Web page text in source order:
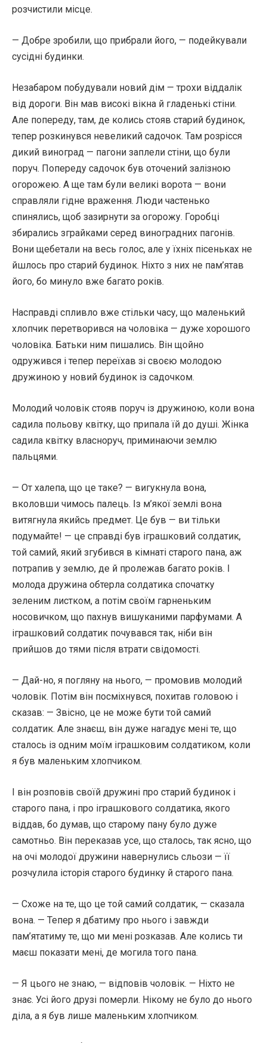
розчистили місце.
— Добре зробили, що прибрали його, — подейкували
сусідні будинки.
Незабаром побудували новий дім — трохи віддалік
від дороги. Він мав високі вікна й гладенькі стіни.
Але попереду, там, де колись стояв старий будинок,
тепер розкинувся невеликий садочок. Там розрісся
дикий виноград — пагони заплели стіни, що були
поруч. Попереду садочок був оточений залізною
огорожею. А ще там були великі ворота — вони
справляли гідне враження. Люди частенько
спинялись, щоб зазирнути за огорожу. Горобці
збирались зграйками серед виноградних пагонів.
Вони щебетали на весь голос, але у їхніх пісеньках не
йшлось про старий будинок. Ніхто з них не пам’ятав
його, бо минуло вже багато років.
Насправді спливло вже стільки часу, що маленький
хлопчик перетворився на чоловіка — дуже хорошого
чоловіка. Батьки ним пишались. Він щойно
одружився і тепер переїхав зі своєю молодою
дружиною у новий будинок із садочком.
Молодий чоловік стояв поруч із дружиною, коли вона
садила польову квітку, що припала їй до душі. Жінка
садила квітку власноруч, приминаючи землю
пальцями.
— От халепа, що це таке? — вигукнула вона,
вколовши чимось палець. Із м’якої землі вона
витягнула якийсь предмет. Це був — ви тільки
подумайте! — це справді був іграшковий солдатик,
той самий, який згубився в кімнаті старого пана, аж
потрапив у землю, де й пролежав багато років. І
молода дружина обтерла солдатика спочатку
зеленим листком, а потім своїм гарненьким
носовичком, що пахнув вишуканими парфумами. А
іграшковий солдатик почувався так, ніби він
прийшов до тями після втрати свідомості.
— Дай-но, я погляну на нього, — промовив молодий
чоловік. Потім він посміхнувся, похитав головою і
сказав: — Звісно, це не може бути той самий
солдатик. Але знаєш, він дуже нагадує мені те, що
сталось із одним моїм іграшковим солдатиком, коли
я був маленьким хлопчиком.
І він розповів своїй дружині про старий будинок і
старого пана, і про іграшкового солдатика, якого
віддав, бо думав, що старому пану було дуже
самотньо. Він переказав усе, що сталось, так ясно, що
на очі молодої дружини навернулись сльози — її
розчулила історія старого будинку й старого пана.
— Схоже на те, що це той самий солдатик, — сказала
вона. — Тепер я дбатиму про нього і завжди
пам’ятатиму те, що ми мені розказав. Але колись ти
маєш показати мені, де могила того пана.
— Я цього не знаю, — відповів чоловік. — Ніхто не
знає. Усі його друзі померли. Нікому не було до нього
діла, а я був лише маленьким хлопчиком.